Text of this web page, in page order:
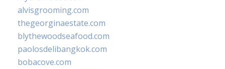
alvisgrooming.com
thegeorginaestate.com
blythewoodseafood.com
paolosdelibangkok.com
bobacove.com